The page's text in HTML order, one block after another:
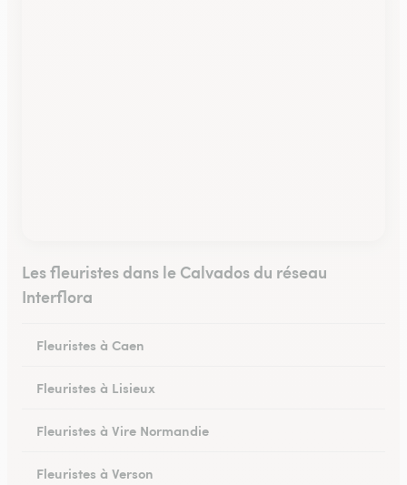
Les fleuristes dans le Calvados du réseau
Interflora
Fleuristes à Caen
Fleuristes à Lisieux
Fleuristes à Vire Normandie
Fleuristes à Verson